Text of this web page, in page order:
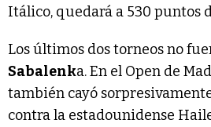
Itálico, quedará a 530 puntos
Los últimos dos torneos no
Sabalenka. En el Open de
también cayó
contra la estadounidense